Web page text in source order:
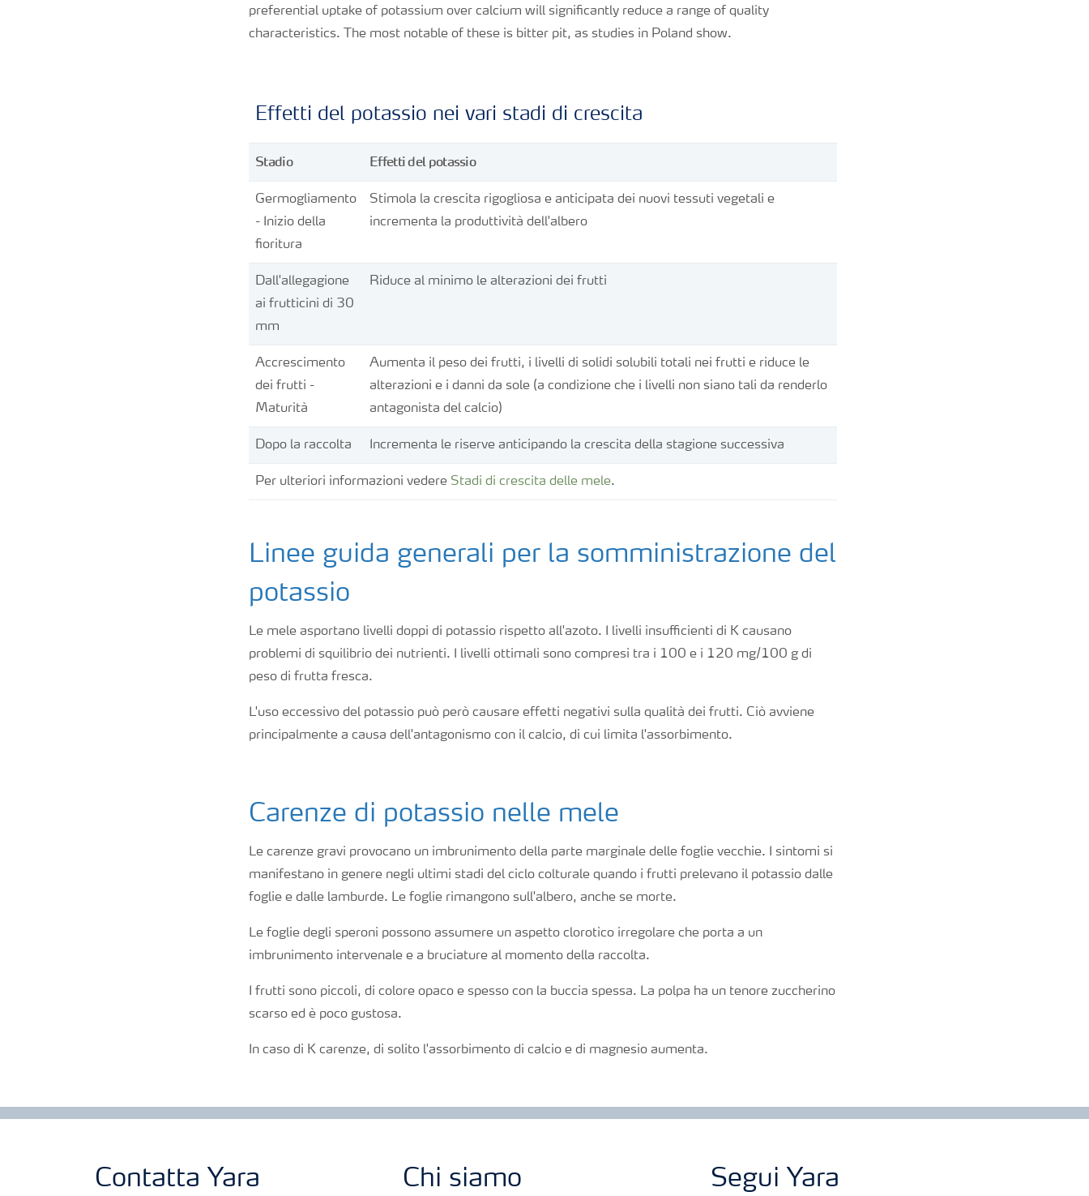
preferential uptake of potassium over calcium will significantly reduce a range of quality
characteristics. The most notable of these is bitter pit, as studies in Poland show.
Effetti del potassio nei vari stadi di crescita
Stadio Effetti del potassio
Germogliamento
- Inizio della
fioritura
Stimola la crescita rigogliosa e anticipata dei nuovi tessuti vegetali e
incrementa la produttività dell'albero
Dall'allegagione
ai frutticini di 30
mm
Riduce al minimo le alterazioni dei frutti
Accrescimento
dei frutti -
Maturità
Aumenta il peso dei frutti, i livelli di solidi solubili totali nei frutti e riduce le
alterazioni e i danni da sole (a condizione che i livelli non siano tali da renderlo
antagonista del calcio)
Dopo la raccolta Incrementa le riserve anticipando la crescita della stagione successiva
Per ulteriori informazioni vedere Stadi di crescita delle mele.
Linee guida generali per la somministrazione del
potassio
Le mele asportano livelli doppi di potassio rispetto all'azoto. I livelli insufficienti di K causano
problemi di squilibrio dei nutrienti. I livelli ottimali sono compresi tra i 100 e i 120 mg/100 g di
peso di frutta fresca.
L'uso eccessivo del potassio può però causare effetti negativi sulla qualità dei frutti. Ciò avviene
principalmente a causa dell'antagonismo con il calcio, di cui limita l'assorbimento.
Carenze di potassio nelle mele
Le carenze gravi provocano un imbrunimento della parte marginale delle foglie vecchie. I sintomi si
manifestano in genere negli ultimi stadi del ciclo colturale quando i frutti prelevano il potassio dalle
foglie e dalle lamburde. Le foglie rimangono sull'albero, anche se morte.
Le foglie degli speroni possono assumere un aspetto clorotico irregolare che porta a un
imbrunimento intervenale e a bruciature al momento della raccolta.
I frutti sono piccoli, di colore opaco e spesso con la buccia spessa. La polpa ha un tenore zuccherino
scarso ed è poco gustosa.
In caso di K carenze, di solito l'assorbimento di calcio e di magnesio aumenta.
Contatta Yara Chi siamo Segui Yara